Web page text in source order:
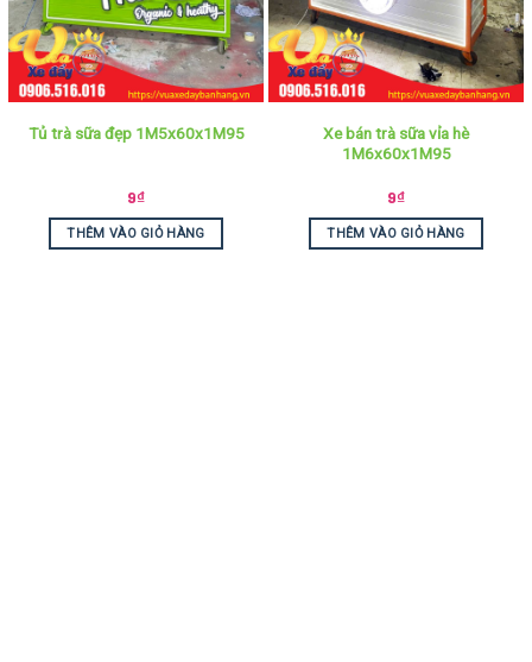
Tủ trà sữa đẹp 1M5x60x1M95
9₫
THÊM VÀO GIỎ HÀNG
Xe bán trà sữa vỉa hè
1M6x60x1M95
9₫
THÊM VÀO GIỎ HÀNG